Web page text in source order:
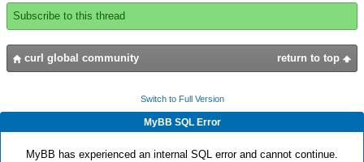
Subscribe to this thread
return to top
curl global community
Switch to Full Version
MyBB SQL Error
MyBB has experienced an internal SQL error and cannot continue.